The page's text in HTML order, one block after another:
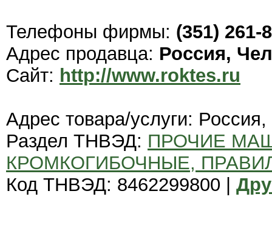
Телефоны фирмы: (351) 261-
Адрес продавца: Россия,
Сайт: http://www.roktes.ru
Адрес товара/услуги:
Раздел ТНВЭД: ПРОЧИЕ
КРОМКОГИБОЧНЫЕ,
Код ТНВЭД: 8462299800 |